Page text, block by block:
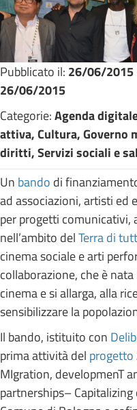
Pubblicato il: 26/06/2015
26/06/2015
Categorie:Agenda
attiva, Cultura, Governo
diritti, Servizi sociali e
Un bando di
ad associazioni, artisti ed
per progetti comunicativi,
nell’ambito delTerra di
cinema sociale e arti
collaborazione, che è
cinema e si allarga, alla
sensibilizzare la
Il bando, istituito con
prima attività del progetto
MIgration, developmenT
partnerships–